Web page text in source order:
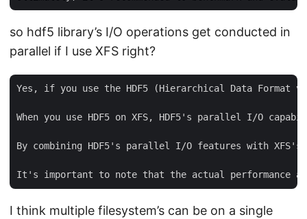
so hdf5 library’s I/O operations get conducted in
parallel if I use XFS right?
Yes, if you use the HDF5 (Hierarchical Data
When you use HDF5 on XFS, HDF5's parallel I/O
By combining HDF5's parallel I/O features with
I think multiple filesystem’s can be on a single